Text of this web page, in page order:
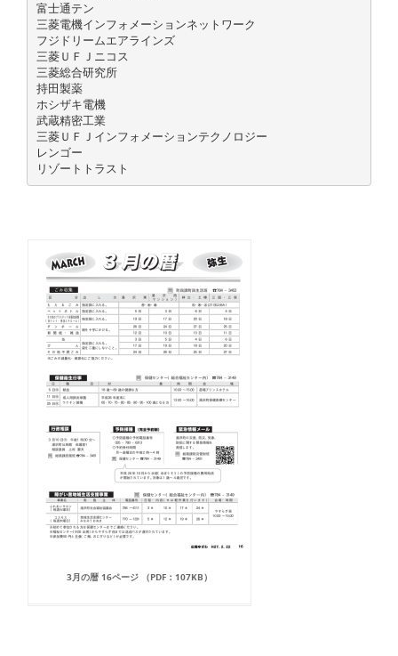
富士通テン
三菱電機インフォメーションネットワーク
フジドリームエアラインズ
三菱ＵＦＪニコス
三菱総合研究所
持田製薬
ホシザキ電機
武蔵精密工業
三菱ＵＦＪインフォメーションテクノロジー
レンゴー
3月の暦 16ページ （PDF：107KB）